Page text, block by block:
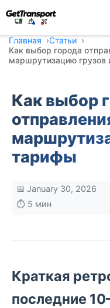
Главная
Статьи
Как выбор города
маршрутизацию грузов
Как выбор
тарифы
📅 January 30, 2026
⏱️ 5 мин
Краткая
последние